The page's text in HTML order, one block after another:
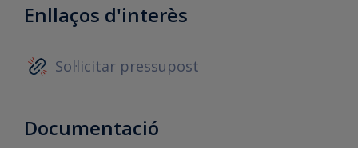
Enllaços d'interès
Sol·licitar pressupost
Documentació